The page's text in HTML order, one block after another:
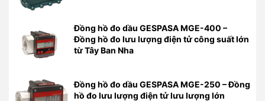
Đồng hồ đo dầu GESPASA MGE-400 –
Đồng hồ đo lưu lượng điện tử công suất lớn
từ Tây Ban Nha
Đồng hồ đo dầu GESPASA MGE-250 – Đồng
hồ đo lưu lượng điện tử lưu lượng lớn